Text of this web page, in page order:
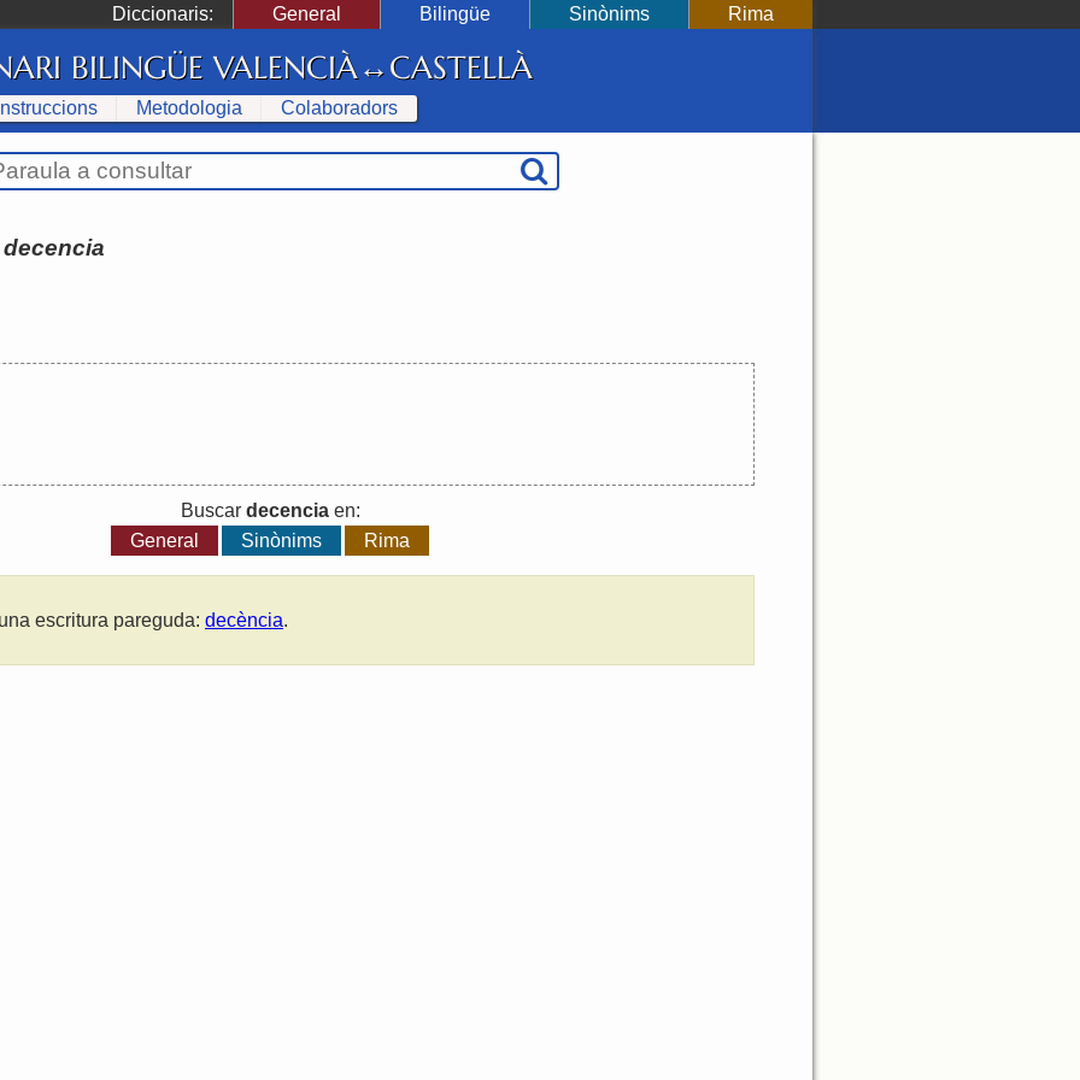
Diccionaris: General Bilingüe Sinònims Rima
BILINGÜE VALENCIÀ↔CASTELLÀ
Instruccions Metodologia Colaboradors
decencia
Buscar decenciaen:
General
Sinònims Rima
escritura pareguda: decència.